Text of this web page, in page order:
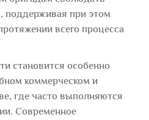
поддерживая при этом
всего процесса
становится особенно
коммерческом и
где часто выполняются
Современное